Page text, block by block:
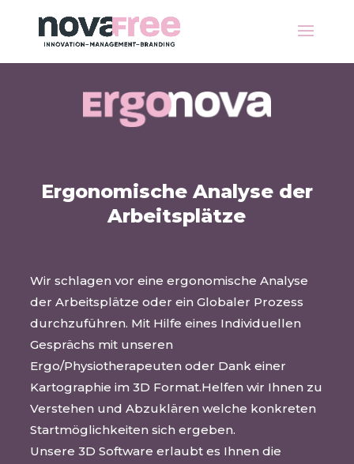
Ergonomische Analyse der
Arbeitsplätze
Wir schlagen vor eine ergonomische Analyse
der Arbeitsplätze oder ein Globaler Prozess
durchzuführen. Mit Hilfe eines Individuellen
Gesprächs mit unseren
Ergo/Physiotherapeuten oder Dank einer
Kartographieim 3D Format.Helfen wir Ihnen zu
Verstehen und Abzuklären welche konkreten
Startmöglichkeiten sich ergeben.
Unsere 3D Software erlaubt es Ihnen die